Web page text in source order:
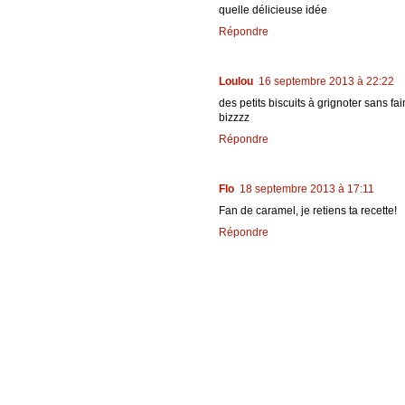
quelle délicieuse idée
Répondre
Loulou 16 septembre 2013 à 22:22
des petits biscuits à grignoter sans
bizzzz
Répondre
Flo 18 septembre 2013 à 17:11
Fan de caramel, je retiens ta recette!
Répondre